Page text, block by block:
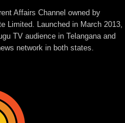
Affairs Channel owned by
Limited. Launched in March 2013,
TV audience in Telangana and
network in both states.